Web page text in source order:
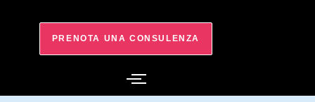
PRENOTA UNA CONSULENZA